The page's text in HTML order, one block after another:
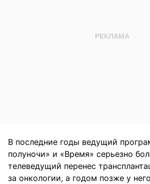
В последние годы ведущий
полуночи» и «Время» серьезно
телеведущий перенес
за онкологии, а годом позже у